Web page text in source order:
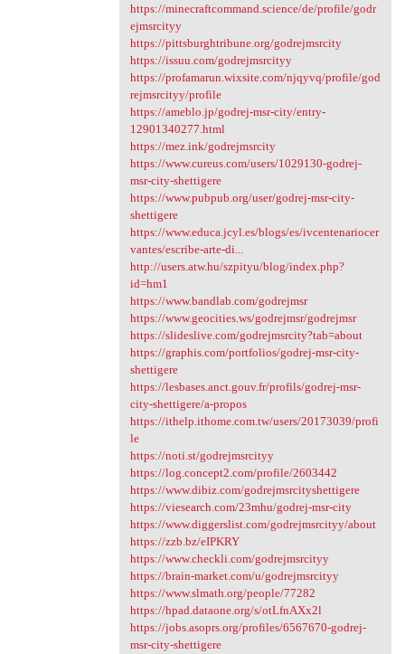
https://minecraftcommand.science/de/profile/godr
ejmsrcityy
https://pittsburghtribune.org/godrejmsrcity
https://issuu.com/godrejmsrcityy
https://profamarun.wixsite.com/njqyvq/profile/god
rejmsrcityy/profile
https://ameblo.jp/godrej-msr-city/entry-
12901340277.html
https://mez.ink/godrejmsrcity
https://www.cureus.com/users/1029130-godrej-
msr-city-shettigere
https://www.pubpub.org/user/godrej-msr-city-
shettigere
https://www.educa.jcyl.es/blogs/es/ivcentenariocer
vantes/escribe-arte-di...
http://users.atw.hu/szpityu/blog/index.php?
id=hm1
https://www.bandlab.com/godrejmsr
https://www.geocities.ws/godrejmsr/godrejmsr
https://slideslive.com/godrejmsrcity?tab=about
https://graphis.com/portfolios/godrej-msr-city-
shettigere
https://lesbases.anct.gouv.fr/profils/godrej-msr-
city-shettigere/a-propos
https://ithelp.ithome.com.tw/users/20173039/profi
le
https://noti.st/godrejmsrcityy
https://log.concept2.com/profile/2603442
https://www.dibiz.com/godrejmsrcityshettigere
https://viesearch.com/23mhu/godrej-msr-city
https://www.diggerslist.com/godrejmsrcityy/about
https://zzb.bz/eIPKRY
https://www.checkli.com/godrejmsrcityy
https://brain-market.com/u/godrejmsrcityy
https://www.slmath.org/people/77282
https://hpad.dataone.org/s/otLfnAXx2l
https://jobs.asoprs.org/profiles/6567670-godrej-
msr-city-shettigere